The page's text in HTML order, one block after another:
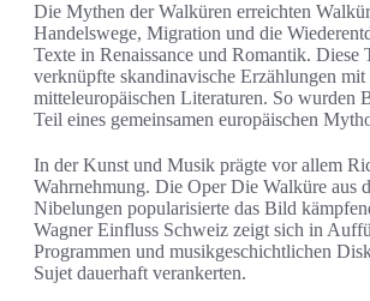
Die Mythen der Walküren erreichten
Handelswege, Migration und die
Texte in Renaissance und Romantik. Diese
verknüpfte skandinavische Erzählungen mit
mitteleuropäischen Literaturen. So wurden
Teil eines gemeinsamen europäischen
In der Kunst und Musik prägte vor allem
Wahrnehmung. Die Oper Die Walküre aus
Nibelungen popularisierte das Bild
Wagner Einfluss Schweiz zeigt sich in
Programmen und musikgeschichtlichen
Sujet dauerhaft verankerten.